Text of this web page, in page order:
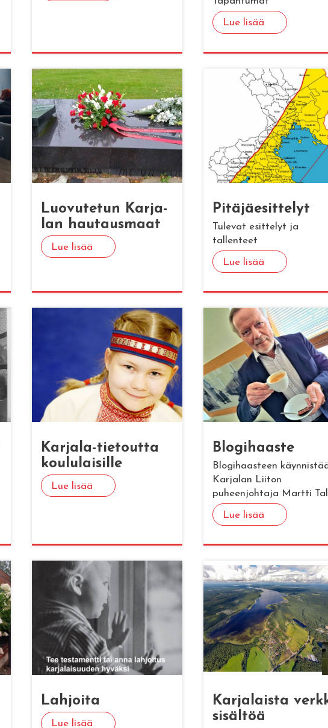
Lue lisää
Luo­vu­te­tun Kar­ja­
lan hau­taus­maat
Lue lisää
Pi­tä­jäe­sit­te­lyt
Tulevat esittelyt ja
tallenteet
Lue lisää
Kar­ja­la-tie­tout­ta
kou­lu­lai­sil­le
Lue lisää
Blo­gi­haas­te
Blogihaasteen
Karjalan Liiton
puheenjohtaja Martti
Lue lisää
Lah­joi­ta
Lue lisää
Kar­ja­lais­ta
si­säl­töä